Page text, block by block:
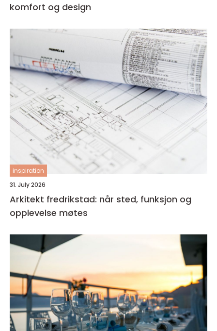
komfort og design
inspiration
31. July 2026
Arkitekt fredrikstad: når sted, funksjon og
opplevelse møtes